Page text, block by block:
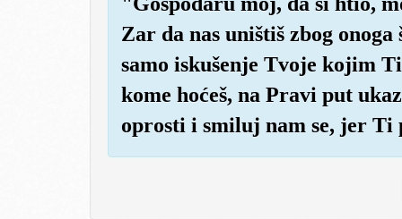
Zar da nas uništiš zbog
samo iskušenje Tvoje kojim
kome hoćeš, na Pravi put
oprosti i smiluj nam se, jer Ti